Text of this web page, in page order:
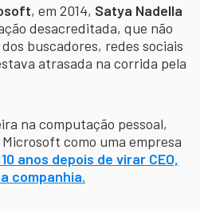
, em 2014, Satya Nadella
desacreditada, que não
buscadores, redes sociais
atrasada na corrida pela
na computação pessoal,
como uma empresa
anos depois de virar CEO,
companhia.